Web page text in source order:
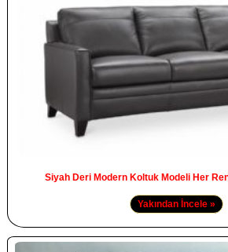
Siyah Deri Modern Koltuk Modeli Her
Yakından İncele »